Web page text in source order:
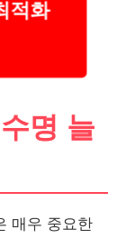
화
명 늘
매우 중요한